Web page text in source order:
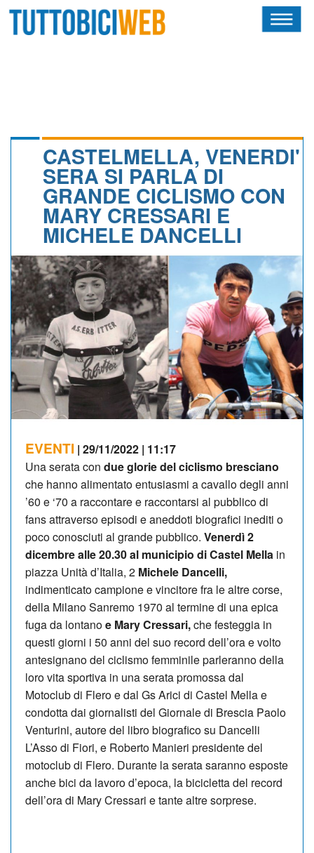
CALENDARIO
ALBI D'ORO
NEWSLETTER
CASTELMELLA, VENERDI'
SERA SI PARLA DI
GRANDE CICLISMO CON
MARY CRESSARI E
MICHELE DANCELLI
EVENTI | 29/11/2022 | 11:17
Una serata con due glorie del ciclismo bresciano
che hanno alimentato entusiasmi a cavallo degli anni
’60 e ‘70 a raccontare e raccontarsi al pubblico di
fans attraverso episodi e aneddoti biografici inediti o
poco conosciuti al grande pubblico. Venerdì 2
dicembre alle 20.30 al municipio di Castel Mella in
piazza Unità d’Italia, 2 Michele Dancelli,
indimenticato campione e vincitore fra le altre corse,
della Milano Sanremo 1970 al termine di una epica
fuga da lontanoe Mary Cressari,che festeggia in
questi giorni i 50 anni del suo record dell’ora e volto
antesignano del ciclismo femminile parleranno della
loro vita sportiva in una serata promossa dal
Motoclub di Flero e dal Gs Arici di Castel Mella e
condotta dai giornalisti del Giornale di Brescia Paolo
Venturini, autore del libro biografico su Dancelli
L’Asso di Fiori, e Roberto Manieri presidente del
motoclub di Flero. Durante la serata saranno esposte
anche bici da lavoro d’epoca, la bicicletta del record
dell’ora di Mary Cressari e tante altre sorprese.